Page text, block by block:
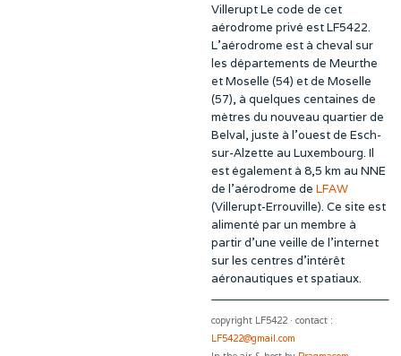
Villerupt Le code de cet
aérodrome privé est LF5422.
L’aérodrome est à cheval sur
les départements de Meurthe
et Moselle (54) et de Moselle
(57), à quelques centaines de
mètres du nouveau quartier de
Belval, juste à l’ouest de Esch-
sur-Alzette au Luxembourg. Il
est également à 8,5 km au NNE
de l’aérodrome de LFAW
(Villerupt-Errouville). Ce site est
alimenté par un membre à
partir d’une veille de l’internet
sur les centres d’intérêt
aéronautiques et spatiaux.
copyright LF5422 · contact :
LF5422@gmail.com